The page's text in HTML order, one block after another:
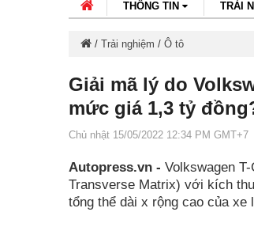
THÔNG TIN TRẢI
/ Trải nghiệm / Ô tô
Giải mã lý do
mức giá 1,3 tỷ
Chủ nhật 15/05/2022 12:34 PM GMT+7
Autopress.vn - Volkswagen
Transverse Matrix) với kích
tổng thể dài x rộng cao của